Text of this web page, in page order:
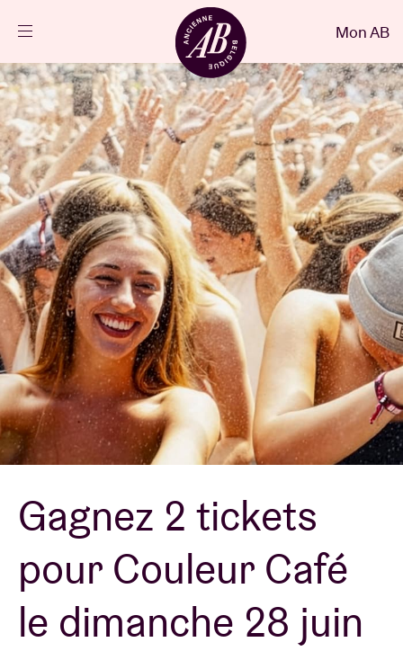
Agenda
Projets
Actualités
Infos visiteurs
AB ❤ you
Location de salles
BRDCST
ABtv
Chèque-concert
Mon AB
Gagnez 2 tickets
pour Couleur Café
le dimanche 28 juin